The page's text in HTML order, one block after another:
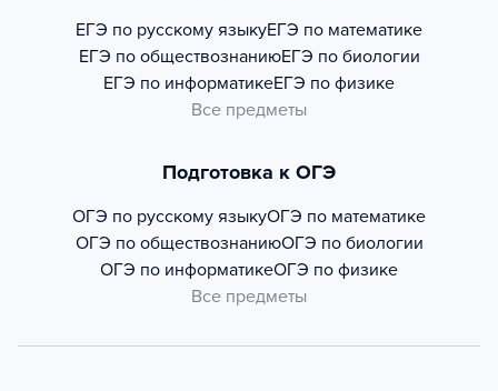
ЕГЭ по русскому языкуЕГЭ по математике
ЕГЭ по обществознаниюЕГЭ по биологии
ЕГЭ по информатикеЕГЭ по физике
Все предметы
Подготовка к ОГЭ
ОГЭ по русскому языкуОГЭ по математике
ОГЭ по обществознаниюОГЭ по биологии
ОГЭ по информатикеОГЭ по физике
Все предметы